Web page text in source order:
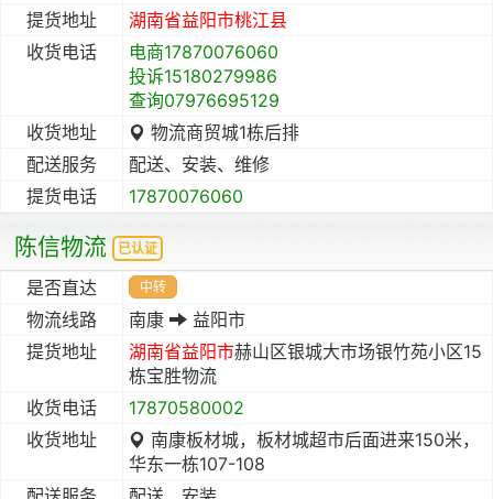
提货地址
湖南省益阳市桃江县
收货电话
电商17870076060
投诉15180279986
查询07976695129
收货地址
物流商贸城1栋后排
配送服务
配送、安装、维修
提货电话
17870076060
陈信物流 已认证
是否直达 中转
物流线路 南康
益阳市
提货地址
湖南省益阳市赫山区银城大市场银竹苑小区15
栋宝胜物流
收货电话
17870580002
收货地址
南康板材城，板材城超市后面进来150米，
华东一栋107-108